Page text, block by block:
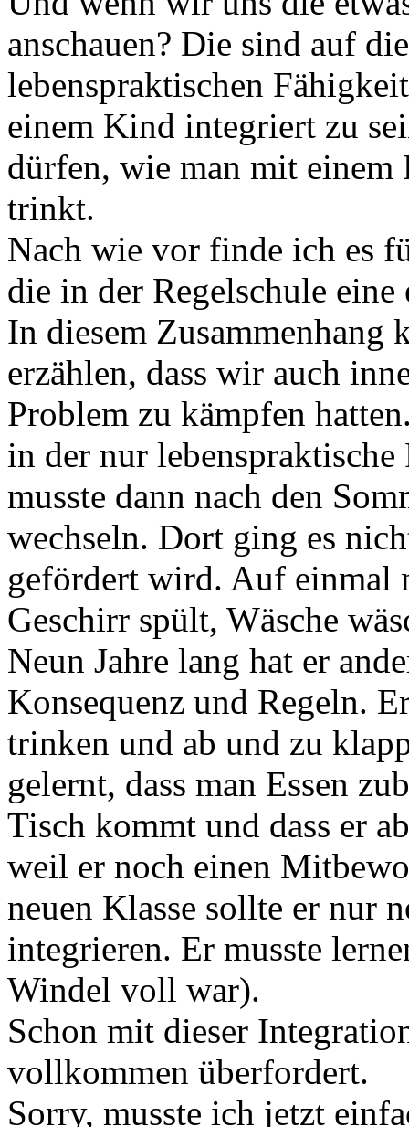
anschauen? Die sind auf
lebenspraktischen
einem Kind integriert zu
dürfen, wie man mit einem
trinkt.
Nach wie vor finde ich es
die in der Regelschule eine
In diesem Zusammenhang
erzählen, dass wir auch
Problem zu kämpfen
in der nur
musste dann nach den
wechseln. Dort ging es
gefördert wird. Auf einmal
Geschirr spült, Wäsche
Neun Jahre lang hat er
Konsequenz und Regeln.
trinken und ab und zu
gelernt, dass man Essen
Tisch kommt und dass er
weil er noch einen
neuen Klasse sollte er nur
integrieren. Er musste
Windel voll war).
Schon mit dieser
vollkommen überfordert.
Sorry, musste ich jetzt